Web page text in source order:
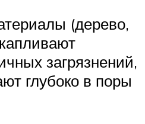
(дерево,
загрязнений,
глубоко в поры